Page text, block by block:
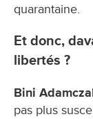
quarantaine.
Et donc,
libertés ?
Bini
pas plus